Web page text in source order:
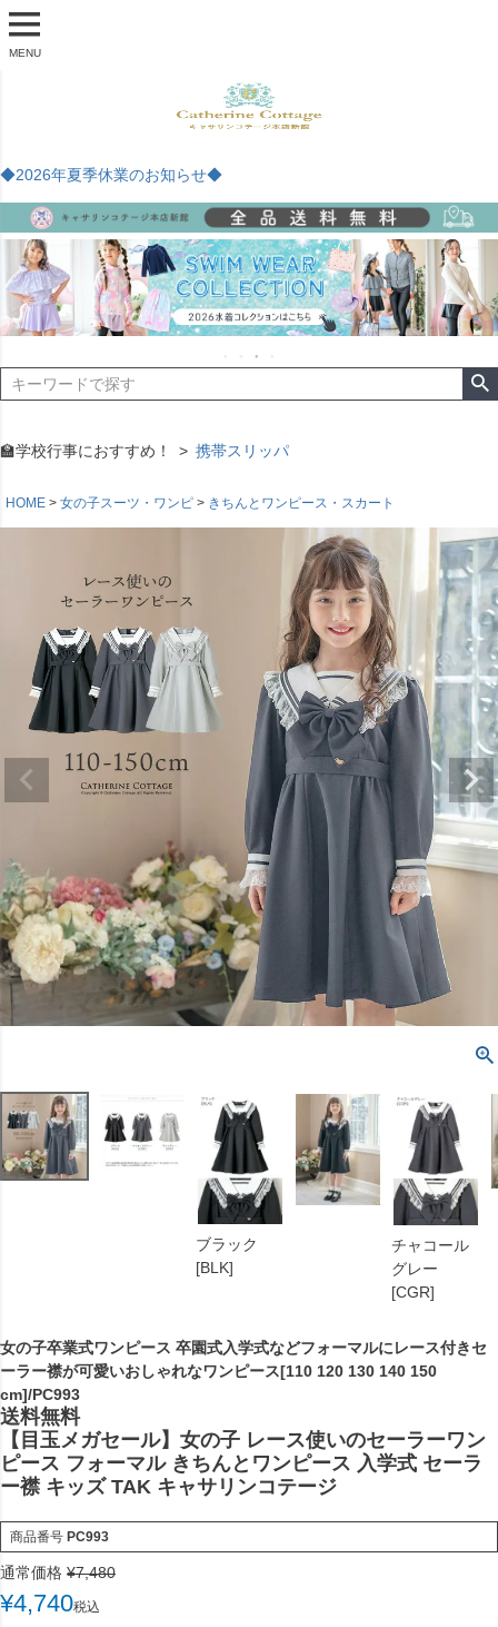
MENU
◆2026年夏季休業のお知らせ◆
🏫学校行事におすすめ！ 携帯スリッパ
HOME 女の子スーツ・ワンピ きちんとワンピース・スカート
ブラック
[BLK]
チャコール
グレー
[CGR]
女の子卒業式ワンピース 卒園式入学式などフォーマルにレース付きセ
ーラー襟が可愛いおしゃれなワンピース[110 120 130 140 150
cm]/PC993
送料無料
【目玉メガセール】女の子 レース使いのセーラーワン
ピース フォーマル きちんとワンピース 入学式 セーラ
ー襟 キッズ TAK キャサリンコテージ
商品番号 PC993
通常価格 ¥7,480
¥4,740税込